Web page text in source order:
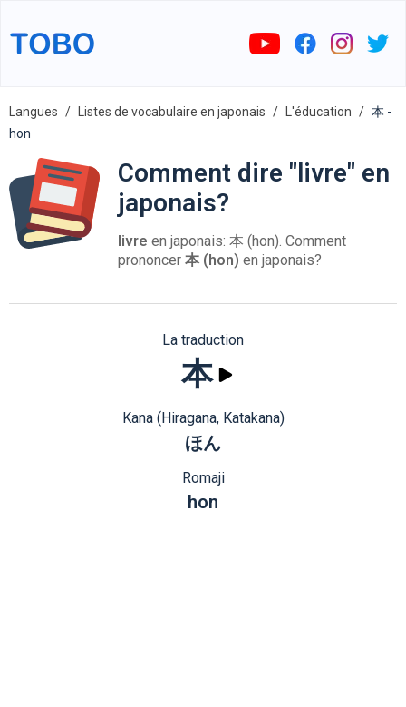
Langues Listes de vocabulaire en japonais L'éducation
本 -
hon
Comment dire "livre" en
japonais?
livre en japonais: 本 (hon). Comment
prononcer 本 (hon) en japonais?
La traduction
本
Kana (Hiragana, Katakana)
ほん
Romaji
hon